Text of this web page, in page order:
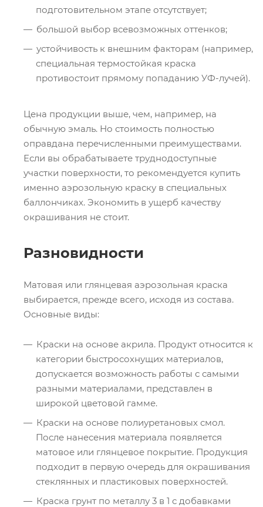
подготовительном этапе отсутствует;
большой выбор всевозможных оттенков;
устойчивость к внешним факторам (например,
специальная термостойкая краска
противостоит прямому попаданию УФ-лучей).
Цена продукции выше, чем, например, на
обычную эмаль. Но стоимость полностью
оправдана перечисленными преимуществами.
Если вы обрабатываете труднодоступные
участки поверхности, то рекомендуется купить
именно аэрозольную краску в специальных
баллончиках. Экономить в ущерб качеству
окрашивания не стоит.
Разновидности
Матовая или глянцевая аэрозольная краска
выбирается, прежде всего, исходя из состава.
Основные виды:
Краски на основе акрила. Продукт относится к
категории быстросохнущих материалов,
допускается возможность работы с самыми
разными материалами, представлен в
широкой цветовой гамме.
Краски на основе полиуретановых смол.
После нанесения материала появляется
матовое или глянцевое покрытие. Продукция
подходит в первую очередь для окрашивания
стеклянных и пластиковых поверхностей.
Краска грунт по металлу 3 в 1 с добавками